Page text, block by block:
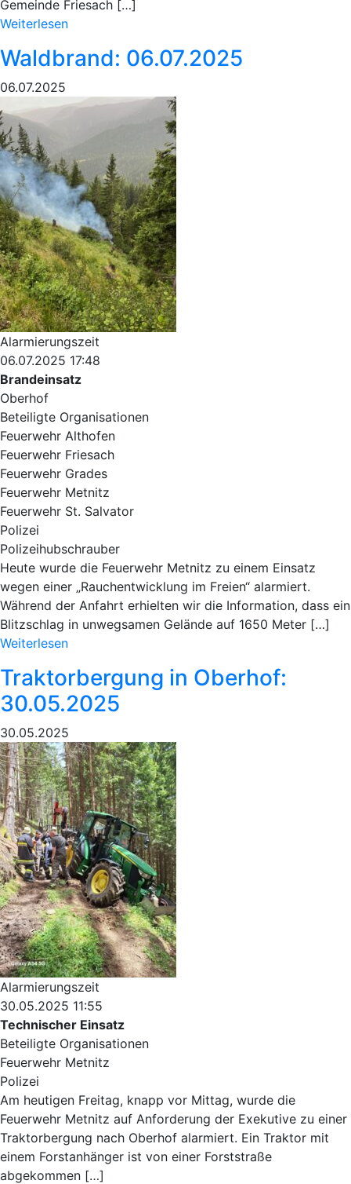
Gemeinde Friesach […]
Weiterlesen
Waldbrand: 06.07.2025
06.07.2025
Alarmierungszeit
06.07.2025 17:48
Brandeinsatz
Oberhof
Beteiligte Organisationen
Feuerwehr Althofen
Feuerwehr Friesach
Feuerwehr Grades
Feuerwehr Metnitz
Feuerwehr St. Salvator
Polizei
Polizeihubschrauber
Heute wurde die Feuerwehr Metnitz zu einem Einsatz
wegen einer „Rauchentwicklung im Freien“ alarmiert.
Während der Anfahrt erhielten wir die Information, dass ein
Blitzschlag in unwegsamen Gelände auf 1650 Meter […]
Weiterlesen
Traktorbergung in Oberhof:
30.05.2025
30.05.2025
Alarmierungszeit
30.05.2025 11:55
Technischer Einsatz
Beteiligte Organisationen
Feuerwehr Metnitz
Polizei
Am heutigen Freitag, knapp vor Mittag, wurde die
Feuerwehr Metnitz auf Anforderung der Exekutive zu einer
Traktorbergung nach Oberhof alarmiert. Ein Traktor mit
einem Forstanhänger ist von einer Forststraße
abgekommen […]